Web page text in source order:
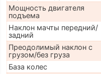
Мощность двигателя
подъема
Наклон мачты передний/
задний
Преодолимый наклон с
грузом/без груза
База колес